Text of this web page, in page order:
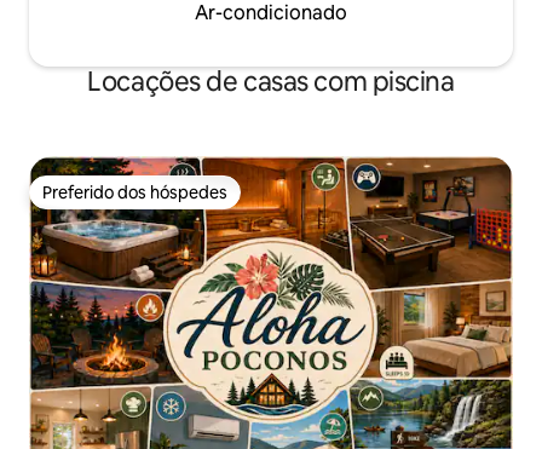
Ar-condicionado
Locações de casas com piscina
Preferido dos hóspedes
Preferido dos hóspedes